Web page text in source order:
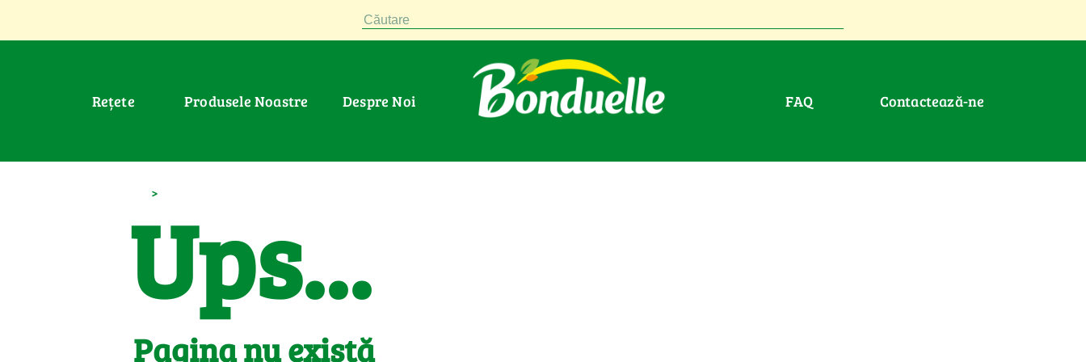
Căutare
Rețete Produsele Noastre Despre Noi FAQ Contactează-ne
>
Ups...
Pagina nu există